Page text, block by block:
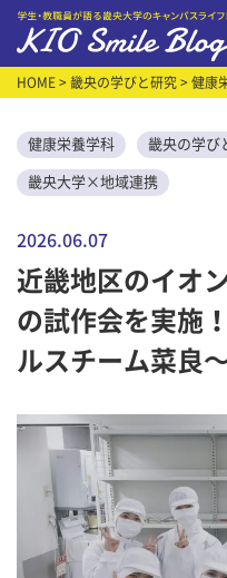
HOME > 畿央の学びと研究 > 健康
お弁当の試作会を実施！～健康栄
健康栄養学科 畿央の学び
畿央大学×地域連携
2026.06.07
近畿地区のイオ
の試作会を実施
ルスチーム菜良